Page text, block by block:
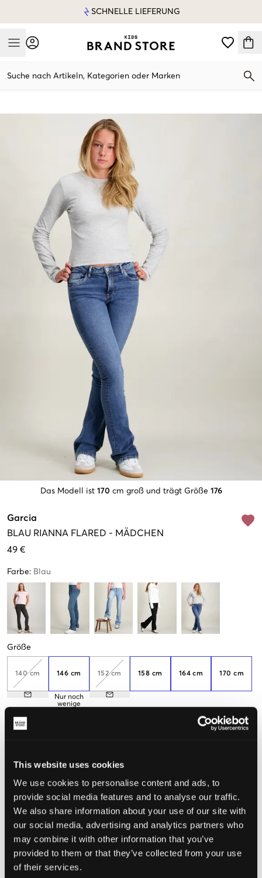
This website uses cookies
We use cookies to personalise content and ads, to
provide social media features and to analyse our traffic.
We also share information about your use of our site with
our social media, advertising and analytics partners who
may combine it with other information that you’ve
provided to them or that they’ve collected from your use
of their services.
SCHNELLE LIEFERUNG
Mobile Menu
Suche nach Artikeln, Kategorien oder Marken
Das Modell ist 170 cm groß und trägt Größe 176
Garcia
BLAU RIANNA FLARED - MÄDCHEN
49 €
Farbe: Blau
Größe
140 cm 146 cm
Nur noch
wenige
152 cm 158 cm 164 cm 170 cm
176 cm
wenige
verfügbar
Wahrgenommene Größe
Klein Perfekt Groß
GRÖSSENBERATER